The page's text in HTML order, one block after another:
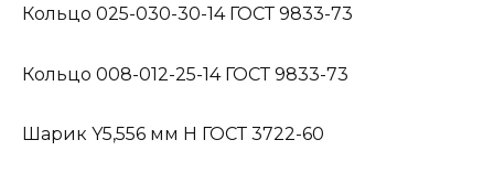
Кольцо 025-030-30-14 ГОСТ 9833-73
Кольцо 008-012-25-14 ГОСТ 9833-73
Шарик Y5,556 мм Н ГОСТ 3722-60